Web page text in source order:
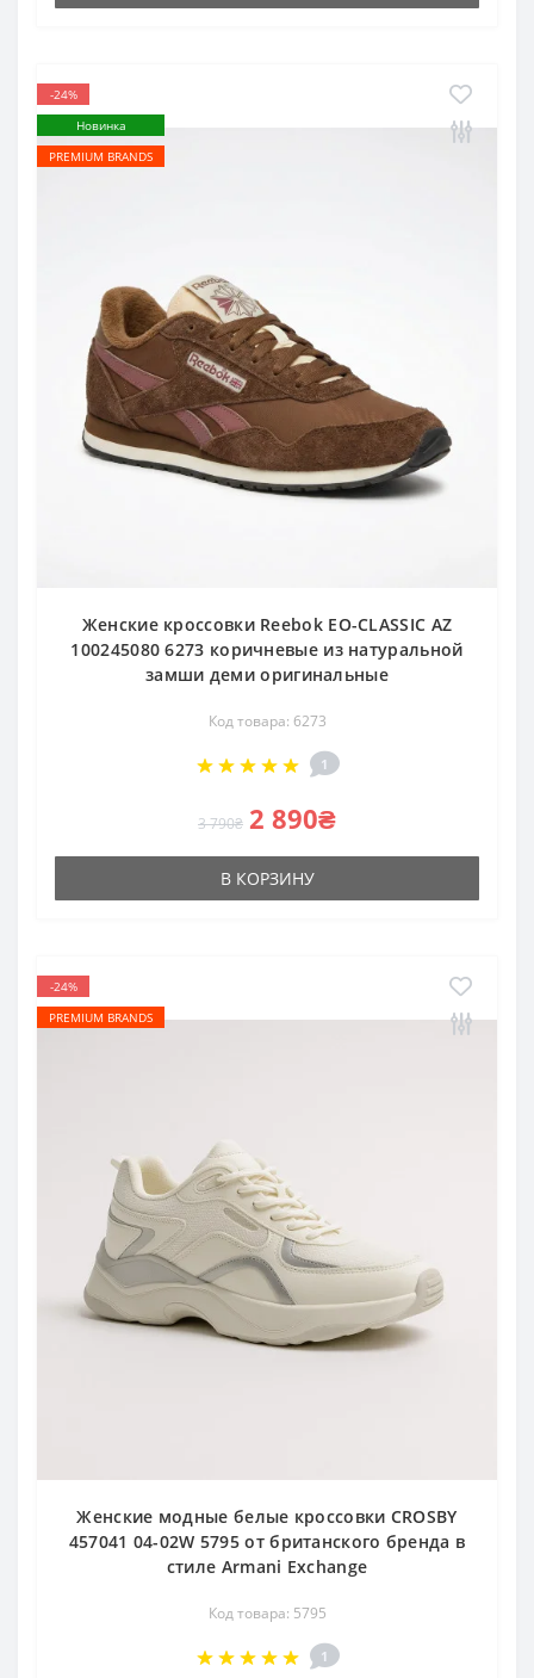
-24%
Новинка
PREMIUM BRANDS
Женские кроссовки Reebok EO-CLASSIC AZ
100245080 6273 коричневые из натуральной
замши деми оригинальные
Код товара: 6273
1
3 790₴ 2 890₴
В КОРЗИНУ
-24%
PREMIUM BRANDS
Женские модные белые кроссовки CROSBY
457041 04-02W 5795 от британского бренда в
стиле Armani Exchange
Код товара: 5795
1